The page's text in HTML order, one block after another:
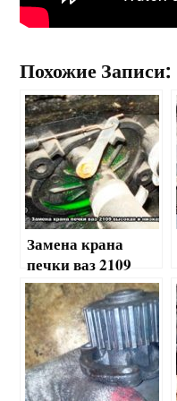
Похожие Записи:
Замена крана
печки ваз 2109
высокая и низкая
панель:
инструкция